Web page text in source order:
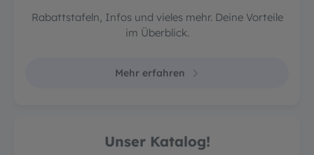
Rabattstafeln, Infos und vieles mehr. Deine Vorteile
im Überblick.
Mehr erfahren
Unser Katalog!